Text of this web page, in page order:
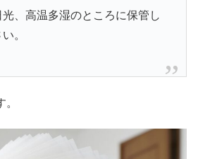
、高温多湿のところに保管し
。